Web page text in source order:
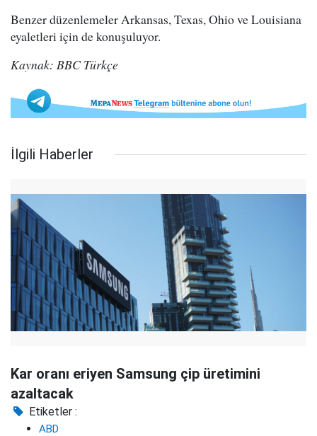
Benzer düzenlemeler Arkansas, Texas, Ohio ve Louisiana
eyaletleri için de konuşuluyor.
Kaynak: BBC Türkçe
İlgili Haberler
Kar oranı eriyen Samsung çip üretimini
azaltacak
Etiketler :
ABD